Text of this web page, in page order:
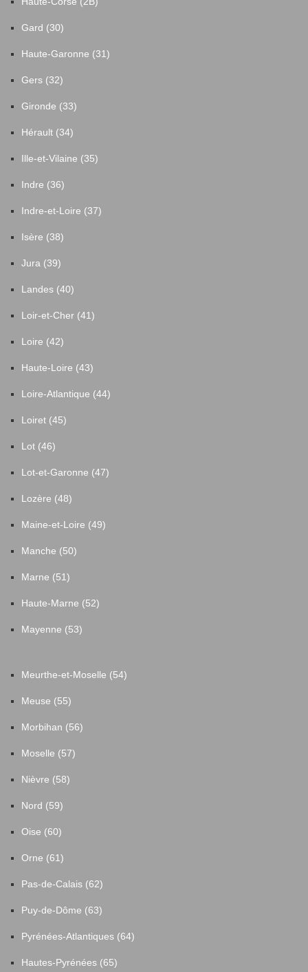
Gard (30)
Haute-Garonne (31)
Gers (32)
Gironde (33)
Hérault (34)
Ille-et-Vilaine (35)
Indre (36)
Indre-et-Loire (37)
Isère (38)
Jura (39)
Landes (40)
Loir-et-Cher (41)
Loire (42)
Haute-Loire (43)
Loire-Atlantique (44)
Loiret (45)
Lot (46)
Lot-et-Garonne (47)
Lozère (48)
Maine-et-Loire (49)
Manche (50)
Marne (51)
Haute-Marne (52)
Mayenne (53)
Meurthe-et-Moselle (54)
Meuse (55)
Morbihan (56)
Moselle (57)
Nièvre (58)
Nord (59)
Oise (60)
Orne (61)
Pas-de-Calais (62)
Puy-de-Dôme (63)
Pyrénées-Atlantiques (64)
Hautes-Pyrénées (65)